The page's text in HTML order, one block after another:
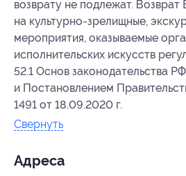
возврату не подлежат. Возврат
на культурно-зрелищные,
мероприятия, оказываемые
исполнительских искусств
52.1 Основ законодательства
и Постановлением
1491 от 18.09.2020 г.
Свернуть
Адресa